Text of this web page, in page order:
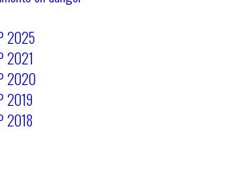
2025
2021
2020
2019
2018